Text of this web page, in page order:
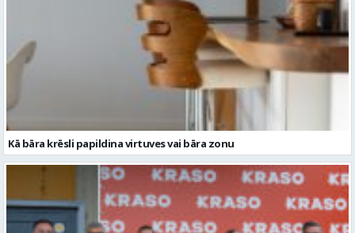
Kā bāra krēsli papildina virtuves vai bāra zonu